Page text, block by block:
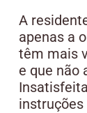
A
apenas a
têm mais
e que não